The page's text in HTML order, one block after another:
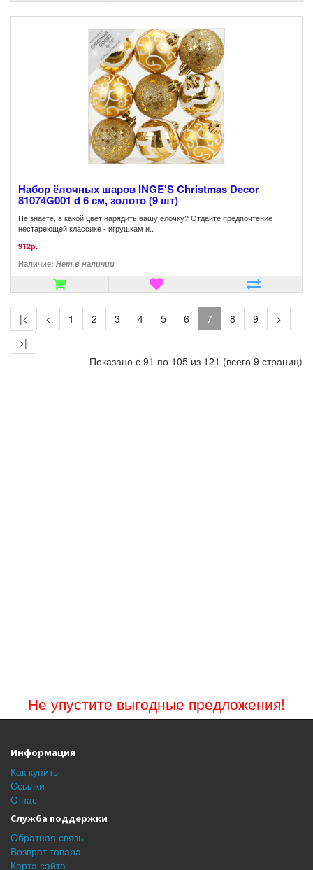
Набор ёлочных шаров INGE'S Christmas Decor
81074G001 d 6 см, золото (9 шт)
Не знаете, в какой цвет нарядить вашу елочку? Отдайте предпочтение
нестареющей классике - игрушкам и..
912р.
Наличие: Нет в наличии
|< < 1 2 3 4 5 6 7 8 9
>
>|
Показано с 91 по 105 из 121 (всего 9 страниц)
Не упустите выгодные предложения!
Информация
Как купить
Ссылки
О нас
Служба поддержки
Обратная связь
Возврат товара
Карта сайта